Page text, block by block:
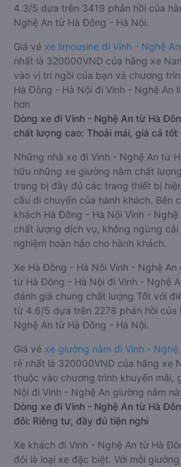
4.3/5 dựa trên 3419 phản hồi của
Nghệ An từ Hà Đông - Hà Nội.
Giá vé xe limousine đi Vinh - Nghệ
nhất là 320000VND của hãng xe
vào vị trí ngồi của bạn và chương
Hà Đông - Hà Nội đi Vinh - Nghệ An
hơn
Dòng xe đi Vinh - Nghệ An từ Hà
chất lượng cao: Thoải mái, giá cả tốt
Những nhà xe đi Vinh - Nghệ An từ
hữu những xe giường nằm chất
trang bị đầy đủ các trang thiết bị
cầu di chuyển của hành khách. Bên
khách Hà Đông - Hà Nội Vinh -
chất lượng dịch vụ, không ngừng
nghiệm hoàn hảo cho hành khách.
Xe Hà Đông - Hà Nội Vinh - Nghệ
từ Hà Đông - Hà Nội đi Vinh - Nghệ
đánh giá chung chất lượng Tốt với
từ 4.6/5 dựa trên 2278 phản hồi của
Nghệ An từ Hà Đông - Hà Nội.
Giá vé xe giường nằm đi Vinh -
rẻ nhất là 320000VND của hãng xe
thuộc vào chương trình khuyến mãi,
Nội đi Vinh - Nghệ An giường nằm
Dòng xe đi Vinh - Nghệ An từ Hà
đôi: Riêng tư, đầy đủ tiện nghi
Xe khách đi Vinh - Nghệ An từ Hà
đôi là loại xe đặc biệt. Với mỗi